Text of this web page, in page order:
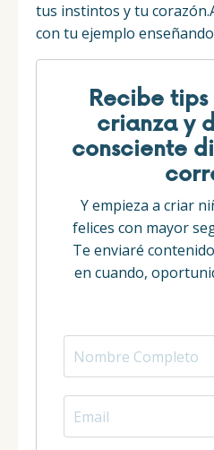
tus instintos y tu
con tu ejemplo
Recibe tips
crianza y
consciente
Y empieza a criar
felices con mayor
Te enviaré
en cuando,